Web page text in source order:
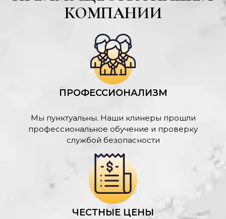
КОМПАНИИ
ПРОФЕССИОНАЛИЗМ
Мы пунктуальны. Наши клинеры прошли
профессиональное обучение и проверку
службой безопасности
ЧЕСТНЫЕ ЦЕНЫ